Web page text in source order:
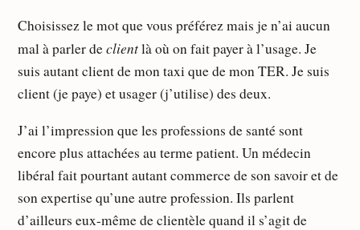
Choisissez le mot que vous préférez mais je n’ai aucun
mal à parler declientlà où on fait payer à l’usage. Je
suis autant client de mon taxi que de mon TER. Je suis
client (je paye) et usager (j’utilise) des deux.
J’ai l’impression que les professions de santé sont
encore plus attachées au terme patient. Un médecin
libéral fait pourtant autant commerce de son savoir et de
son expertise qu’une autre profession. Ils parlent
d’ailleurs eux-même de clientèle quand il s’agit de